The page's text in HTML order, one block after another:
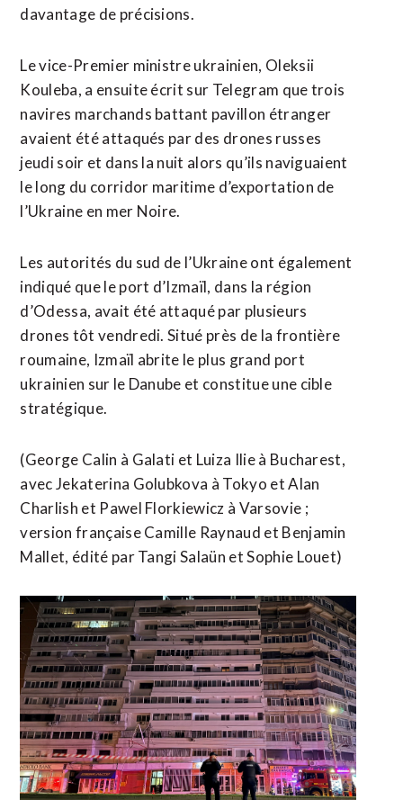
davantage de précisions.
Le vice-Premier ministre ukrainien, Oleksii
Kouleba, a ensuite écrit sur Telegram que trois
navires marchands battant pavillon étranger
avaient été attaqués par des ⁠drones russes
jeudi soir et dans la nuit alors qu’ils naviguaient
le long du corridor maritime d’exportation de
l’Ukraine en mer Noire.
Les autorités du sud de l’Ukraine ont également
indiqué que le port d’Izmaïl, dans la région
d’Odessa, avait été attaqué par plusieurs
drones tôt vendredi. Situé près de la frontière
roumaine, Izmaïl abrite le plus grand port
ukrainien sur le Danube et constitue une ​cible
stratégique.
(George Calin à Galati et Luiza Ilie à Bucharest,
avec Jekaterina Golubkova à Tokyo et Alan
Charlish et Pawel Florkiewicz à Varsovie ; ​
version française Camille Raynaud et Benjamin
Mallet, édité par Tangi Salaün et Sophie Louet)